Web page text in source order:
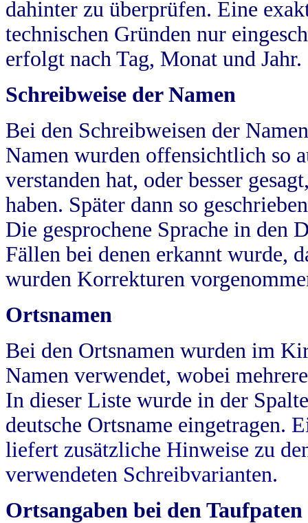
dahinter zu überprüfen. Eine
technischen Gründen nur
erfolgt nach Tag, Monat und Jahr.
Schreibweise der Namen
Bei den Schreibweisen der
Namen wurden offensichtlich so
verstanden hat, oder besser
haben. Später dann so
Die gesprochene Sprache in
Fällen bei denen erkannt wurde,
wurden Korrekturen
Ortsnamen
Bei den Ortsnamen wurden im
Namen verwendet, wobei
In dieser Liste wurde in der
deutsche Ortsname eingetragen.
liefert zusätzliche Hinweise zu
verwendeten Schreibvarianten.
Ortsangaben bei den Taufpaten